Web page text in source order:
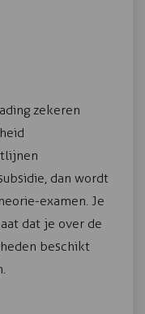
zekeren
dan wordt
examen. Je
dat je over de
beschikt